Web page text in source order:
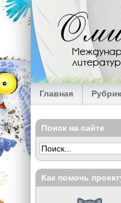
Перейти к основному
Главная
Поиск на сайте
Как помочь